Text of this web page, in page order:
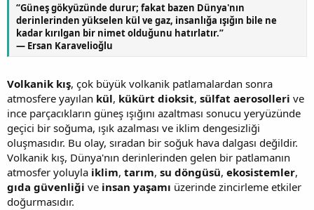
“Güneş gökyüzünde durur; fakat bazen Dünya'nın
derinlerinden yükselen kül ve gaz, insanlığa ışığın bile ne
kadar kırılgan bir nimet olduğunu hatırlatır.”
— Ersan Karavelioğlu
Volkanik kış, çok büyük volkanik patlamalardan sonra
atmosfere yayılan kül, kükürt dioksit, sülfat aerosolleri ve
ince parçacıkların güneş ışığını azaltması sonucu yeryüzünde
geçici bir soğuma, ışık azalması ve iklim dengesizliği
oluşmasıdır. Bu olay, sıradan bir soğuk hava dalgası değildir.
Volkanik kış, Dünya'nın derinlerinden gelen bir patlamanın
atmosfer yoluyla iklim, tarım, su döngüsü, ekosistemler,
gıda güvenliği ve insan yaşamı üzerinde zincirleme etkiler
doğurmasıdır.